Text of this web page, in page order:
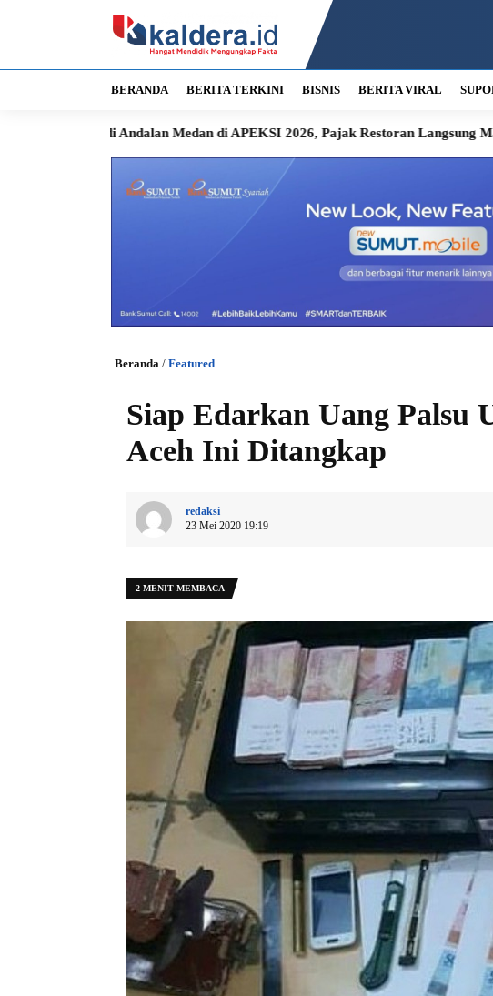
BERANDA BERITA TERKINI BISNIS BERITA VIRAL
Andalan Medan di APEKSI 2026, Pajak Restoran Langsung Masuk Kas Daerah
Beranda / Featured
Siap Edarkan Uang Palsu
Aceh Ini Ditangkap
redaksi
23 Mei 2020 19:19
2 MENIT MEMBACA